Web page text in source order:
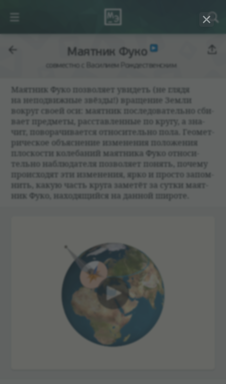
Маятник Фуко
совместно с Василием Рождественским
Маят­ник Фуко поз­во­ляет уви­деть (не глядя
на непо­движ­ные звёзды!) враще­ние Земли
вокруг своей оси: маят­ник после­до­ва­тельно сби­
вает пред­меты, рас­став­лен­ные по кругу, а зна­
чит, пово­ра­чи­ва­ется отно­си­тельно пола. Геомет­
ри­че­ское объяс­не­ние изме­не­ния положе­ния
плос­ко­сти коле­ба­ний маят­ника Фуко отно­си­
тельно наблю­да­теля поз­во­ляет понять, почему
про­ис­хо­дят эти изме­не­ния, ярко и про­сто запом­
нить, какую часть круга заме­тёт за сутки маят­
ник Фуко, нахо­дящийся на дан­ной широте.